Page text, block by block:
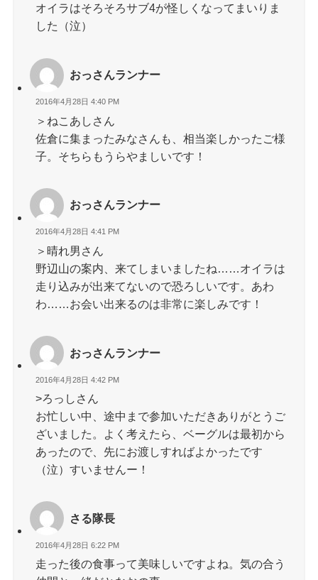
オイラはそろそろサブ4が怪しくなってまいりま
した（泣）
おっさんランナー
2016年4月28日 4:40 PM
＞ねこあしさん
佐倉に集まったみなさんも、相当楽しかったご様
子。そちらもうらやましいです！
おっさんランナー
2016年4月28日 4:41 PM
＞晴れ男さん
野辺山の案内、来てしまいましたね……オイラは
走り込みが出来てないので恐ろしいです。あわ
わ……お会い出来るのは非常に楽しみです！
おっさんランナー
2016年4月28日 4:42 PM
>ろっしさん
お忙しい中、途中まで参加いただきありがとうご
ざいました。よく考えたら、ベーグルは最初から
あったので、先にお渡しすればよかったです
（泣）すいませんー！
さる隊長
2016年4月28日 6:22 PM
走った後の食事って美味しいですよね。気の合う